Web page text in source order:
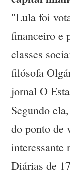
"Lula foi
financeiro e
classes
filósofa
jornal O
Segundo
do ponto de
Diárias de